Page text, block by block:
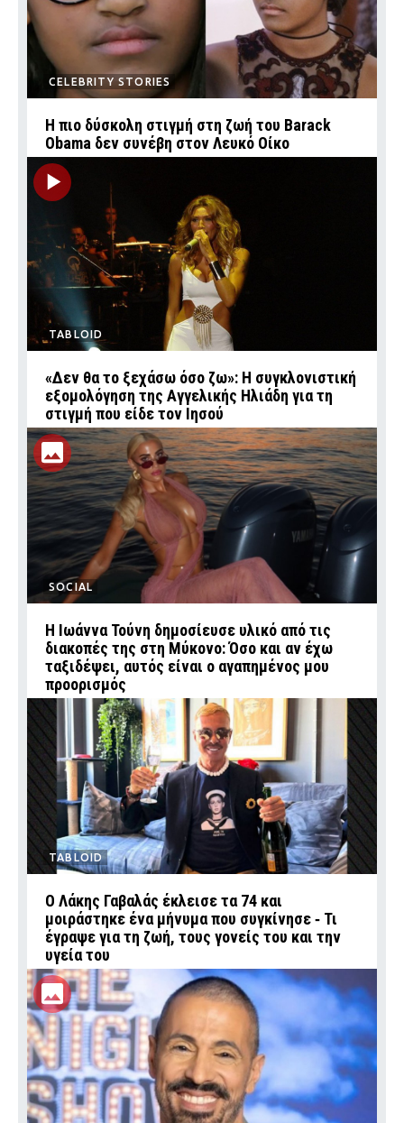
CELEBRITY STORIES
Η πιο δύσκολη στιγμή στη ζωή του Barack
Obama δεν συνέβη στον Λευκό Οίκο
TABLOID
«Δεν θα το ξεχάσω όσο ζω»: Η συγκλονιστική
εξομολόγηση της Αγγελικής Ηλιάδη για τη
στιγμή που είδε τον Ιησού
SOCIAL
Η Ιωάννα Τούνη δημοσίευσε υλικό από τις
διακοπές της στη Μύκονο: Όσο και αν έχω
ταξιδέψει, αυτός είναι ο αγαπημένος μου
προορισμός
TABLOID
Ο Λάκης Γαβαλάς έκλεισε τα 74 και
μοιράστηκε ένα μήνυμα που συγκίνησε ‑ Τι
έγραψε για τη ζωή, τους γονείς του και την
υγεία του